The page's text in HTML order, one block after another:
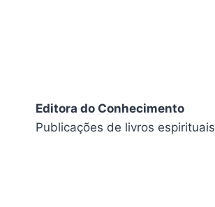
Editora do Conhecimento
Publicações de livros espirituais